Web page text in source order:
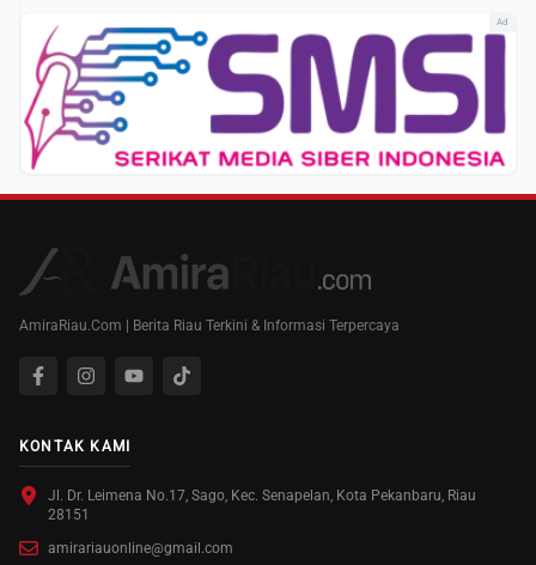
Ad
AmiraRiau.Com | Berita Riau Terkini & Informasi Terpercaya
KONTAK KAMI
Jl. Dr. Leimena No.17, Sago, Kec. Senapelan, Kota Pekanbaru, Riau
28151
amirariauonline@gmail.com